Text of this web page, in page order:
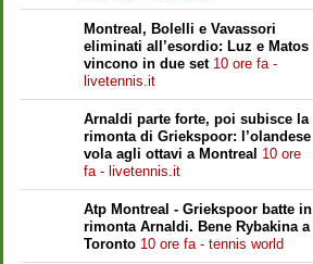
Montreal, Bolelli e Vavassori
eliminati all’esordio: Luz e Matos
vincono in due set 10 ore fa -
livetennis.it
Arnaldi parte forte, poi subisce la
rimonta di Griekspoor: l’olandese
vola agli ottavi a Montreal 10 ore
fa - livetennis.it
Atp Montreal - Griekspoor batte in
rimonta Arnaldi. Bene Rybakina a
Toronto 10 ore fa - tennis world